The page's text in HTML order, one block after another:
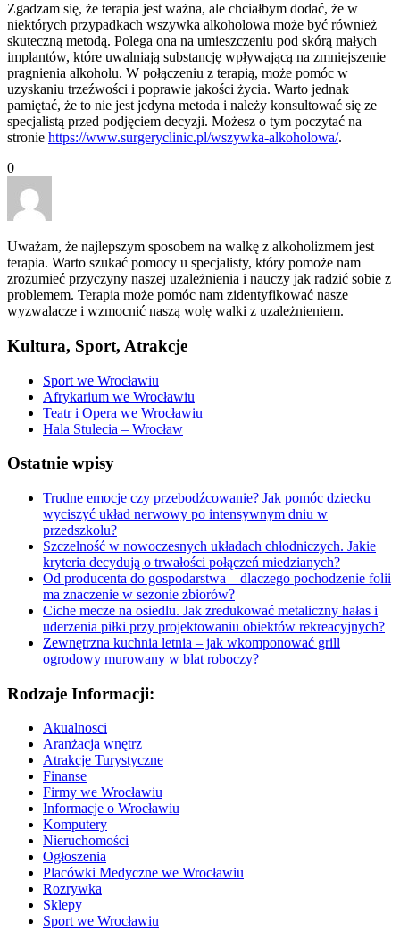
Zgadzam się, że terapia jest ważna, ale chciałbym dodać, że w
niektórych przypadkach wszywka alkoholowa może być również
skuteczną metodą. Polega ona na umieszczeniu pod skórą małych
implantów, które uwalniają substancję wpływającą na zmniejszenie
pragnienia alkoholu. W połączeniu z terapią, może pomóc w
uzyskaniu trzeźwości i poprawie jakości życia. Warto jednak
pamiętać, że to nie jest jedyna metoda i należy konsultować się ze
specjalistą przed podjęciem decyzji. Możesz o tym poczytać na
stronie https://www.surgeryclinic.pl/wszywka-alkoholowa/.
0
Uważam, że najlepszym sposobem na walkę z alkoholizmem jest
terapia. Warto szukać pomocy u specjalisty, który pomoże nam
zrozumieć przyczyny naszej uzależnienia i nauczy jak radzić sobie z
problemem. Terapia może pomóc nam zidentyfikować nasze
wyzwalacze i wzmocnić naszą wolę walki z uzależnieniem.
Kultura, Sport, Atrakcje
Sport we Wrocławiu
Afrykarium we Wrocławiu
Teatr i Opera we Wrocławiu
Hala Stulecia – Wrocław
Ostatnie wpisy
Trudne emocje czy przebodźcowanie? Jak pomóc dziecku
wyciszyć układ nerwowy po intensywnym dniu w
przedszkolu?
Szczelność w nowoczesnych układach chłodniczych. Jakie
kryteria decydują o trwałości połączeń miedzianych?
Od producenta do gospodarstwa – dlaczego pochodzenie folii
ma znaczenie w sezonie zbiorów?
Ciche mecze na osiedlu. Jak zredukować metaliczny hałas i
uderzenia piłki przy projektowaniu obiektów rekreacyjnych?
Zewnętrzna kuchnia letnia – jak wkomponować grill
ogrodowy murowany w blat roboczy?
Rodzaje Informacji:
Akualnosci
Aranżacja wnętrz
Atrakcje Turystyczne
Finanse
Firmy we Wrocławiu
Informacje o Wrocławiu
Komputery
Nieruchomości
Ogłoszenia
Placówki Medyczne we Wrocławiu
Rozrywka
Sklepy
Sport we Wrocławiu